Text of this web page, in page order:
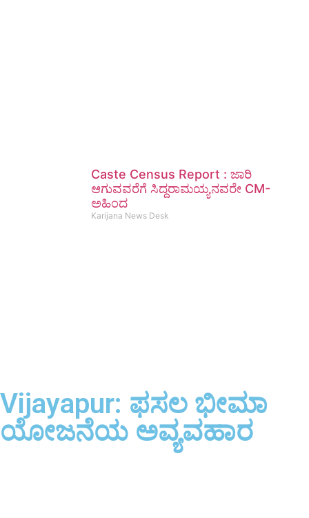
Caste Census Report : ಜಾರಿ
ಆಗುವವರೆಗೆ ಸಿದ್ದರಾಮಯ್ಯನವರೇ CM-
ಅಹಿಂದ
Karijana News Desk
Vijayapur: ಫಸಲ ಭೀಮಾ
ಯೋಜನೆಯ ಅವ್ಯವಹಾರ